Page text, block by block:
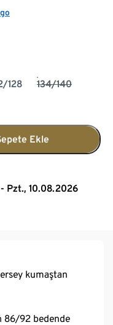
128 134/140
Ekle
Pzt., 10.08.2026
kumaştan
86/92 bedende